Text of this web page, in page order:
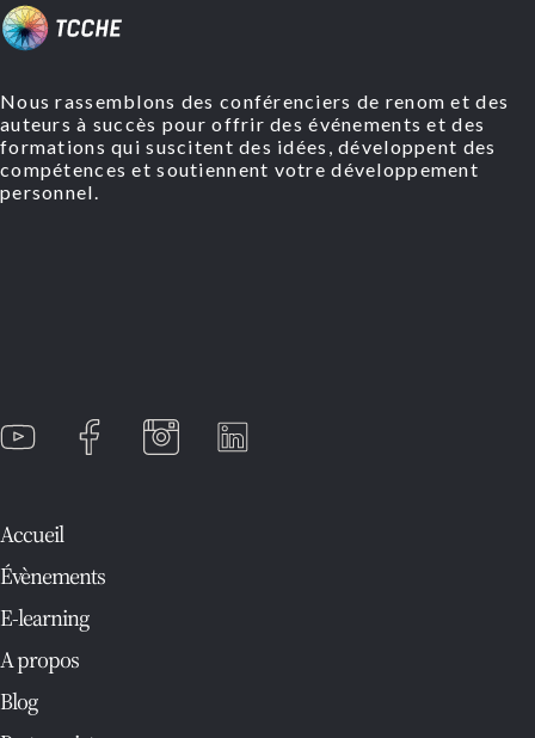
Nous rassemblons des conférenciers de renom et des
auteurs à succès pour offrir des événements et des
formations qui suscitent des idées, développent des
compétences et soutiennent votre développement
personnel.
Accueil
Évènements
E-learning
A propos
Blog